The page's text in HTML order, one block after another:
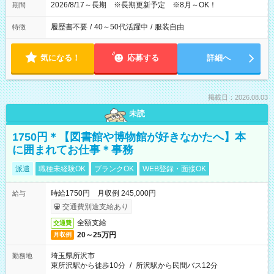
期間 2026/8/17～長期 ※長期更新予定 ※8月～OK！
特徴 履歴書不要 / 40～50代活躍中 / 服装自由
気になる！ 応募する 詳細へ
掲載日：2026.08.03
未読
1750円＊【図書館や博物館が好きなかたへ】本
に囲まれてお仕事＊事務
派遣 職種未経験OK ブランクOK WEB登録・面接OK
給与
時給1750円 月収例 245,000円
交通費別途支給あり
交通費 全額支給
月収例 20～25万円
勤務地
埼玉県所沢市
東所沢駅から徒歩10分 / 所沢駅から民間バス12分